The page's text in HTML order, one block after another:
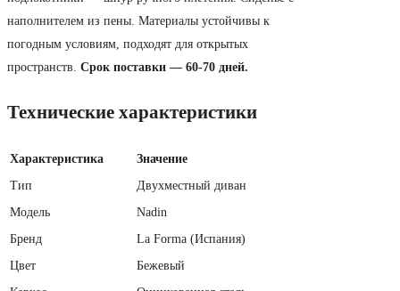
наполнителем из пены. Материалы устойчивы к
погодным условиям, подходят для открытых
пространств. Срок поставки — 60-70 дней.
Технические характеристики
Характеристика
Значение
Тип
Двухместный диван
Модель
Nadin
Бренд
La Forma (Испания)
Цвет
Бежевый